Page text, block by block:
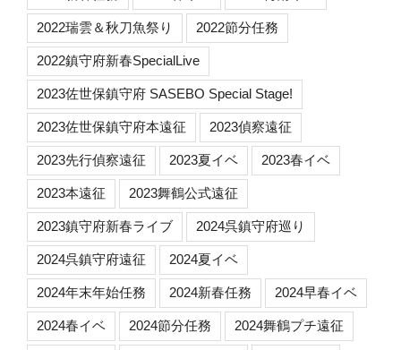
2022瑞雲＆秋刀魚祭り 2022節分任務
2022鎮守府新春SpecialLive
2023佐世保鎮守府 SASEBO Special Stage!
2023佐世保鎮守府本遠征 2023偵察遠征
2023先行偵察遠征 2023夏イベ 2023春イベ
2023本遠征 2023舞鶴公式遠征
2023鎮守府新春ライブ 2024呉鎮守府巡り
2024呉鎮守府遠征 2024夏イベ
2024年末年始任務 2024新春任務 2024早春イベ
2024春イベ 2024節分任務 2024舞鶴プチ遠征